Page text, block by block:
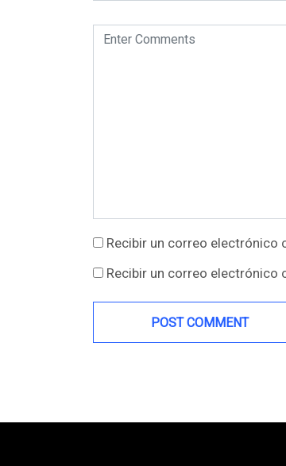
Recibir un correo electrónico
Recibir un correo electrónico